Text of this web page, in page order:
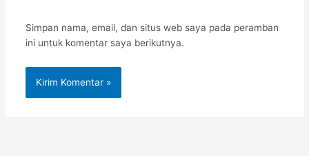
Simpan nama, email, dan situs web saya pada peramban
ini untuk komentar saya berikutnya.